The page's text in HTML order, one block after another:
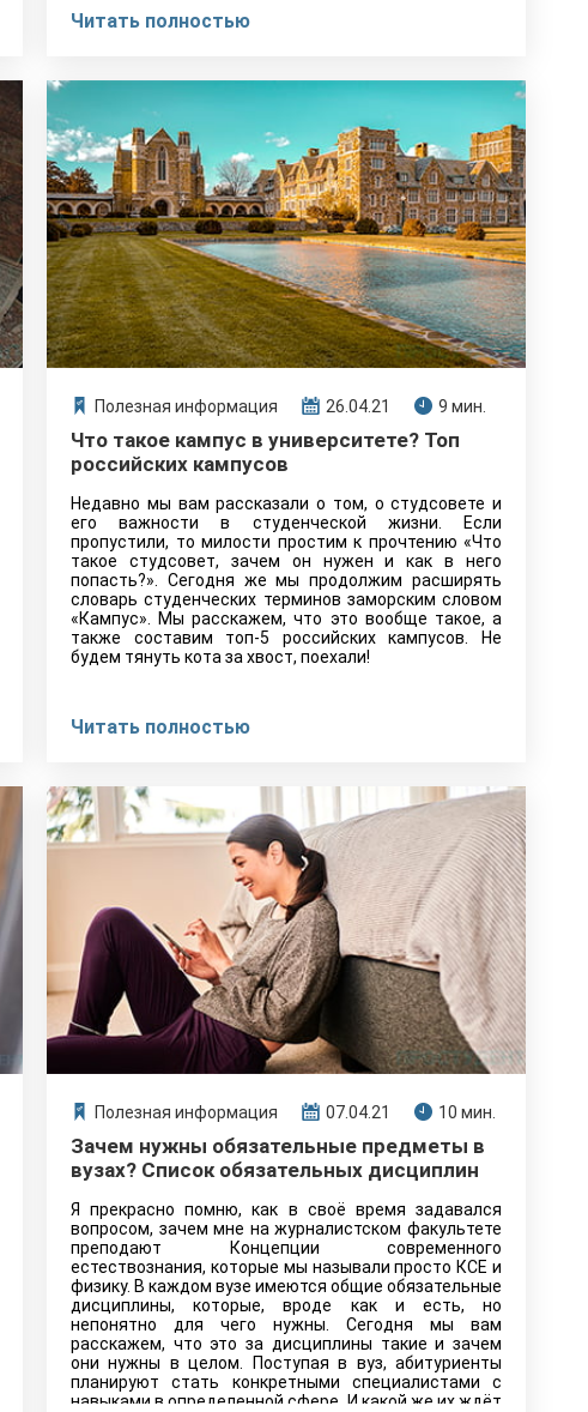
Читать полностью
Полезная информация 26.04.21 9 мин.
Что такое кампус в университете? Топ
российских кампусов
Недавно мы вам рассказали о том, о студсовете и
его важности в студенческой жизни. Если
пропустили, то милости простим к прочтению «Что
такое студсовет, зачем он нужен и как в него
попасть?». Сегодня же мы продолжим расширять
словарь студенческих терминов заморским словом
«Кампус». Мы расскажем, что это вообще такое, а
также составим топ-5 российских кампусов. Не
будем тянуть кота за хвост, поехали!
Читать полностью
Полезная информация 07.04.21 10 мин.
Зачем нужны обязательные предметы в
вузах? Список обязательных дисциплин
Я прекрасно помню, как в своё время задавался
вопросом, зачем мне на журналистском факультете
преподают Концепции современного
естествознания, которые мы называли просто КСЕ и
физику. В каждом вузе имеются общие обязательные
дисциплины, которые, вроде как и есть, но
непонятно для чего нужны. Сегодня мы вам
расскажем, что это за дисциплины такие и зачем
они нужны в целом. Поступая в вуз, абитуриенты
планируют стать конкретными специалистами с
навыками в определенной сфере. И какой же их ждёт